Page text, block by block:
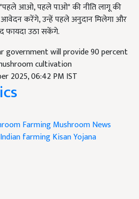
आओ, पहले पाओ" की नीति लागू की
आवेदन करेंगे, उन्हें पहले अनुदान मिलेगा और
फायदा उठा सकेंगे.
government will provide 90 percent
cultivation
2025, 06:42 PM IST
FarmingMushroom News
farmingKisan Yojana